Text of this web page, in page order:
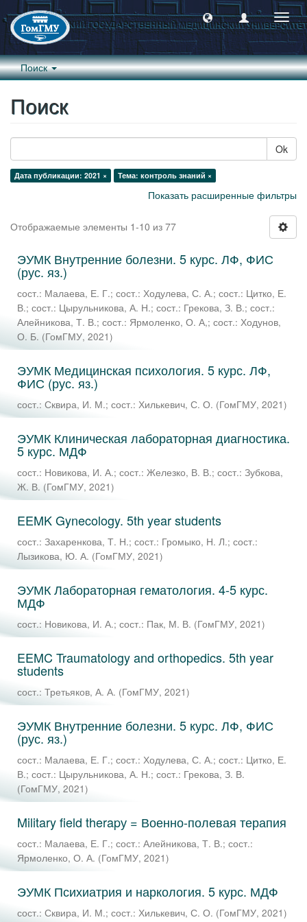
Поиск
Поиск
Ok
Дата публикации: 2021 × Тема: контроль знаний ×
Показать расширенные фильтры
Отображаемые элементы 1-10 из 77
ЭУМК Внутренние болезни. 5 курс. ЛФ, ФИС
(рус. яз.)
сост.: Малаева, Е. Г.; сост.: Ходулева, С. А.; сост.: Цитко, Е.
В.; сост.: Цырульникова, А. Н.; сост.: Грекова, З. В.; сост.:
Алейникова, Т. В.; сост.: Ярмоленко, О. А,; сост.: Ходунов,
О. Б. (ГомГМУ, 2021)
ЭУМК Медицинская психология. 5 курс. ЛФ,
ФИС (рус. яз.)
сост.: Сквира, И. М.; сост.: Хилькевич, С. О. (ГомГМУ, 2021)
ЭУМК Клиническая лабораторная диагностика.
5 курс. МДФ
сост.: Новикова, И. А.; сост.: Железко, В. В.; сост.: Зубкова,
Ж. В. (ГомГМУ, 2021)
EEMK Gynecology. 5th year students
сост.: Захаренкова, Т. Н.; сост.: Громыко, Н. Л.; сост.:
Лызикова, Ю. А. (ГомГМУ, 2021)
ЭУМК Лабораторная гематология. 4-5 курс.
МДФ
сост.: Новикова, И. А.; сост.: Пак, М. В. (ГомГМУ, 2021)
EEMC Traumatology and orthopedics. 5th year
students
сост.: Третьяков, А. А. (ГомГМУ, 2021)
ЭУМК Внутренние болезни. 5 курс. ЛФ, ФИС
(рус. яз.)
сост.: Малаева, Е. Г.; сост.: Ходулева, С. А.; сост.: Цитко, Е.
В.; сост.: Цырульникова, А. Н.; сост.: Грекова, З. В.
(ГомГМУ, 2021)
Military field therapу = Военно-полевая терапия
сост.: Малаева, Е. Г.; сост.: Алейникова, Т. В.; сост.:
Ярмоленко, О. А. (ГомГМУ, 2021)
ЭУМК Психиатрия и наркология. 5 курс. МДФ
сост.: Сквира, И. М.; сост.: Хилькевич, С. О. (ГомГМУ, 2021)